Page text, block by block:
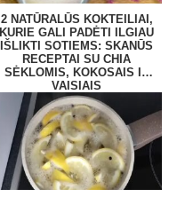
2 NATŪRALŪS KOKTEILIAI,
KURIE GALI PADĖTI ILGIAU
IŠLIKTI SOTIEMS: SKANŪS
RECEPTAI SU CHIA
SĖKLOMIS, KOKOSAIS IR
VAISIAIS